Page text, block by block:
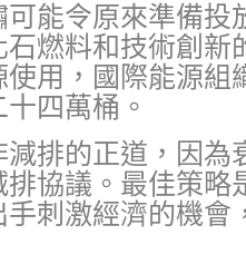
能令原來準備投
燃料和技術創新
用，國際能源組
四萬桶。
排的正道，因為
協議。最佳策略
刺激經濟的機會